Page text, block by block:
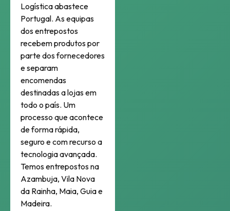
Logística abastece
Portugal. As equipas
dos entrepostos
recebem produtos por
parte dos fornecedores
e separam
encomendas
destinadas a lojas em
todo o país. Um
processo que acontece
de forma rápida,
seguro e com recurso a
tecnologia avançada.
Temos entrepostos na
Azambuja, Vila Nova
da Rainha, Maia, Guia e
Madeira.